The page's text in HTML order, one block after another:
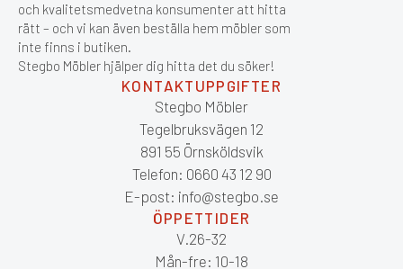
och kvalitetsmedvetna konsumenter att hitta
rätt – och vi kan även beställa hem möbler som
inte finns i butiken.
Stegbo Möbler hjälper dig hitta det du söker!
KONTAKTUPPGIFTER
Stegbo Möbler
Tegelbruksvägen 12
891 55 Örnsköldsvik
Telefon: 0660 43 12 90
E-post: info@stegbo.se
ÖPPETTIDER
V.26-32
Mån-fre: 10-18